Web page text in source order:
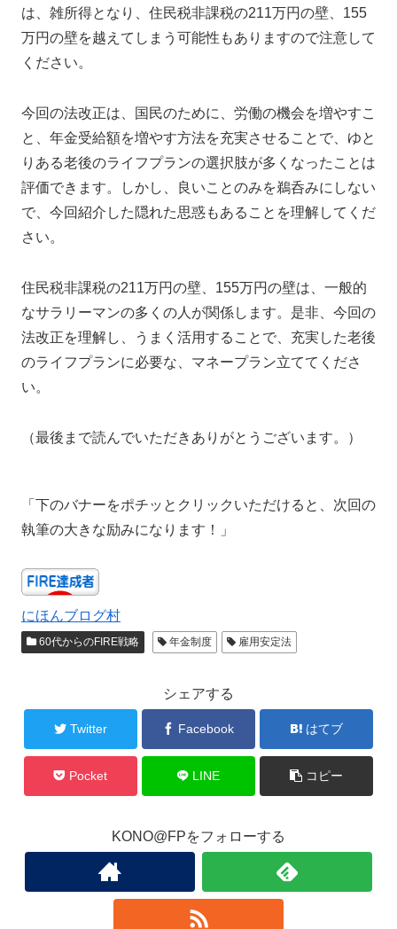
は、雑所得となり、住民税非課税の211万円の壁、155
万円の壁を越えてしまう可能性もありますので注意して
ください。
今回の法改正は、国民のために、労働の機会を増やすこ
と、年金受給額を増やす方法を充実させることで、ゆと
りある老後のライフプランの選択肢が多くなったことは
評価できます。しかし、良いことのみを鵜呑みにしない
で、今回紹介した隠れた思惑もあることを理解してくだ
さい。
住民税非課税の211万円の壁、155万円の壁は、一般的
なサラリーマンの多くの人が関係します。是非、今回の
法改正を理解し、うまく活用することで、充実した老後
のライフプランに必要な、マネープラン立ててくださ
い。
（最後まで読んでいただきありがとうございます。）
「下のバナーをポチッとクリックいただけると、次回の
執筆の大きな励みになります！」
にほんブログ村
60代からのFIRE戦略 年金制度 雇用安定法
シェアする
Twitter Facebook はてブ
Pocket LINE コピー
KONO@FPをフォローする